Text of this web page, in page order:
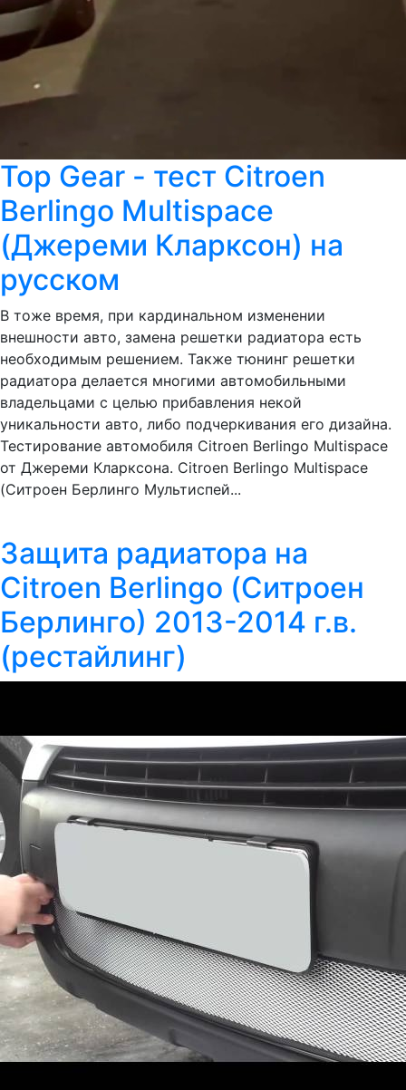
Top Gear - тест Citroen
Berlingo Multispace
(Джереми Кларксон) на
русском
В тоже время, при кардинальном изменении
внешности авто, замена решетки радиатора есть
необходимым решением. Также тюнинг решетки
радиатора делается многими автомобильными
владельцами с целью прибавления некой
уникальности авто, либо подчеркивания его дизайна.
Тестирование автомобиля Citroen Berlingo Multispace
от Джереми Кларксона. Citroen Berlingo Multispace
(Ситроен Берлинго Мультиспей...
Защита радиатора на
Citroen Berlingo (Ситроен
Берлинго) 2013-2014 г.в.
(рестайлинг)